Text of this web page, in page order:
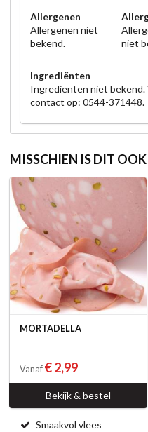
Allergenen
Allergenen niet
bekend.
niet
Ingrediënten
Ingrediënten niet bekend.
contact op: 0544-371448.
MISSCHIEN IS DIT
MORTADELLA
Vanaf € 2,99
Bekijk & bestel
Smaakvol vlees